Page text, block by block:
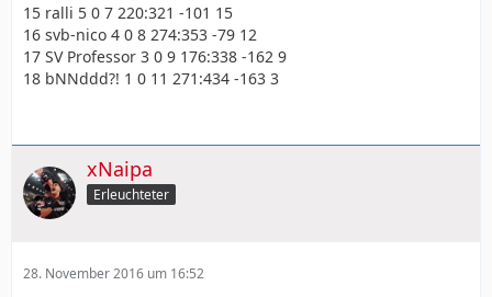
15 ralli 5 0 7 220:321 -101 15
16 svb-nico 4 0 8 274:353 -79 12
17 SV Professor 3 0 9 176:338 -162 9
18 bNNddd?! 1 0 11 271:434 -163 3
xNaipa
Erleuchteter
28. November 2016 um 16:52